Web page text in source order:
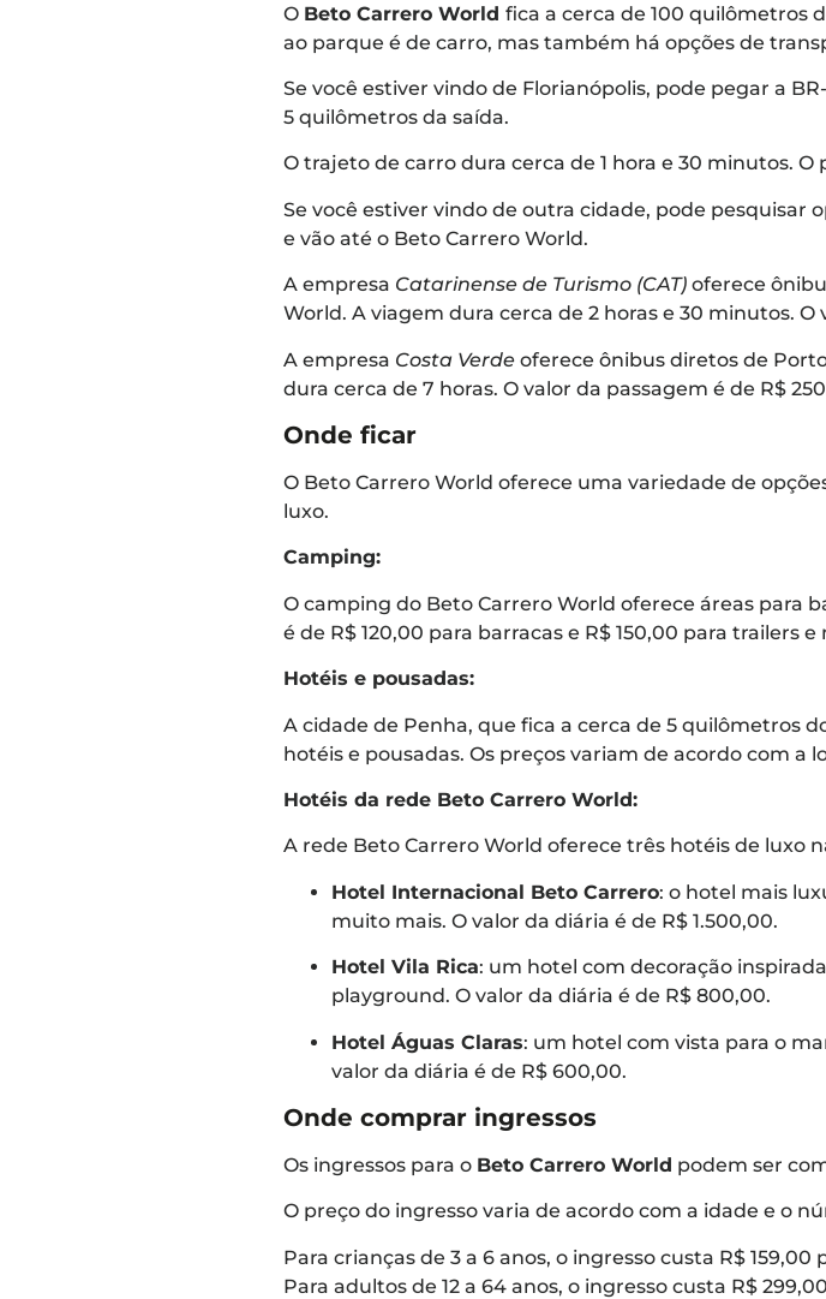
O Beto Carrero World fica a cerca de 100 quilômetros
ao parque é de carro, mas também há opções de
Se você estiver vindo de Florianópolis, pode pegar a
5 quilômetros da saída.
O trajeto de carro dura cerca de 1 hora e 30 minutos. O
Se você estiver vindo de outra cidade, pode pesquisar
e vão até o Beto Carrero World.
A empresa Catarinense de Turismo (CAT)oferece
World. A viagem dura cerca de 2 horas e 30 minutos.
A empresa Costa Verde oferece ônibus diretos de
dura cerca de 7 horas. O valor da passagem é de R$
Onde ficar
O Beto Carrero World oferece uma variedade de
luxo.
Camping:
O camping do Beto Carrero World oferece áreas para
é de R$ 120,00 para barracas e R$ 150,00 para trailers
Hotéis e pousadas:
A cidade de Penha, que fica a cerca de 5 quilômetros
hotéis e pousadas. Os preços variam de acordo com a
Hotéis da rede Beto Carrero World:
A rede Beto Carrero World oferece três hotéis de luxo
Hotel Internacional Beto Carrero: o hotel mais
muito mais. O valor da diária é de R$ 1.500,00.
Hotel Vila Rica: um hotel com decoração
playground. O valor da diária é de R$ 800,00.
Hotel Águas Claras: um hotel com vista para o
valor da diária é de R$ 600,00.
Onde comprar ingressos
Os ingressos para o Beto Carrero World podem ser
O preço do ingresso varia de acordo com a idade e o
Para crianças de 3 a 6 anos, o ingresso custa R$
Para adultos de 12 a 64 anos, o ingresso custa R$